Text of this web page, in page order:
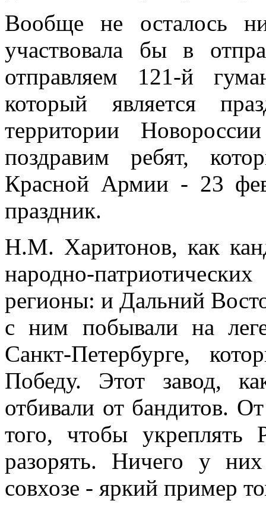
Вообще не осталось
участвовала бы в
отправляем 121-й
который является
территории
поздравим ребят,
Красной Армии - 23
праздник.
Н.М. Харитонов, как
народно-
регионы: и Дальний
с ним побывали на
Санкт-Петербурге,
Победу. Этот завод,
отбивали от бандитов.
того, чтобы укреплять
разорять. Ничего у
совхозе - яркий пример